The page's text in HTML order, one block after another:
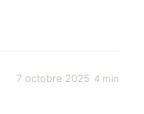
7 octobre 2025 4 min